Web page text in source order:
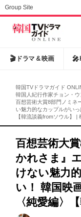
Group Site
🎬 ドラマ & 映画 🎤
韓国TVドラマガイド
韓国人紀行作家チョン・
百想芸術大賞8部門ノミネ
い魅力的なカップルがい
【韓流談義fromソウル】 |
百想芸術大
かれさま』
けない魅力
い！ 韓国映
〈純愛編〉